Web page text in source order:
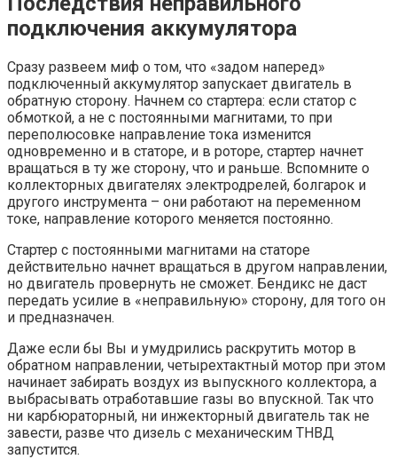
подключения аккумулятора
Сразу развеем миф о том, что «задом наперед»
подключенный аккумулятор запускает двигатель в
обратную сторону. Начнем со стартера: если статор с
обмоткой, а не с постоянными магнитами, то при
переполюсовке направление тока изменится
одновременно и в статоре, и в роторе, стартер начнет
вращаться в ту же сторону, что и раньше. Вспомните о
коллекторных двигателях электродрелей, болгарок и
другого инструмента – они работают на переменном
токе, направление которого меняется постоянно.
Стартер с постоянными магнитами на статоре
действительно начнет вращаться в другом направлении,
но двигатель провернуть не сможет. Бендикс не даст
передать усилие в «неправильную» сторону, для того он
и предназначен.
Даже если бы Вы и умудрились раскрутить мотор в
обратном направлении, четырехтактный мотор при этом
начинает забирать воздух из выпускного коллектора, а
выбрасывать отработавшие газы во впускной. Так что
ни карбюраторный, ни инжекторный двигатель так не
завести, разве что дизель с механическим ТНВД
запустится.